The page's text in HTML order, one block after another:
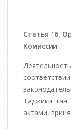
Статья 16.
Комиссии
актами,